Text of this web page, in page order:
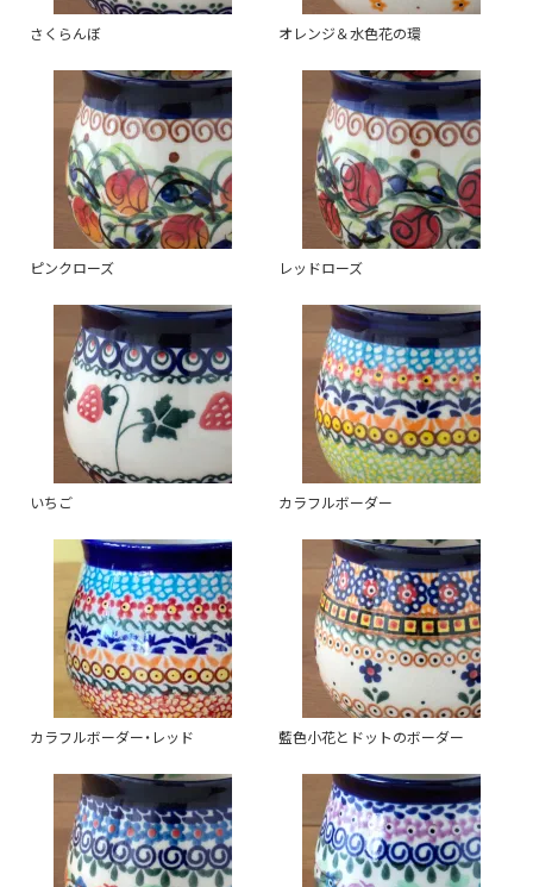
さくらんぼ オレンジ＆水色花の環
ピンクローズ レッドローズ
いちご カラフルボーダー
カラフルボーダー・レッド 藍色小花とドットのボーダー